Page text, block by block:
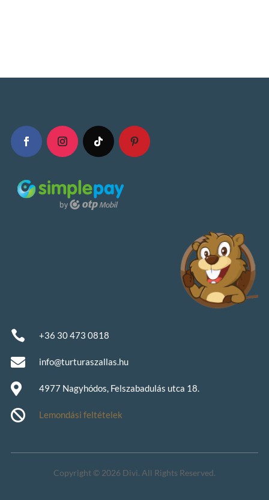
 +36 30 473 0818
 info@turturaszallas.hu
 4977 Nagyhódos, Felszabadulás utca 18.
 Lemondási feltételek
Copyright © 2026 Divi. All Rights Reserved.